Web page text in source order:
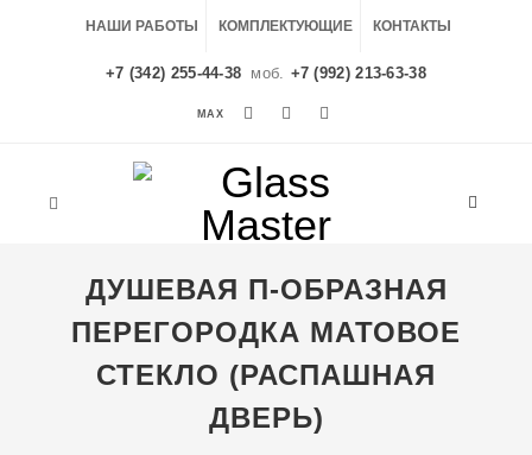
НАШИ РАБОТЫ КОМПЛЕКТУЮЩИЕ КОНТАКТЫ
+7 (342) 255-44-38 моб. +7 (992) 213-63-38
MAX
ДУШЕВАЯ П-ОБРАЗНАЯ
ПЕРЕГОРОДКА МАТОВОЕ
СТЕКЛО (РАСПАШНАЯ
ДВЕРЬ)